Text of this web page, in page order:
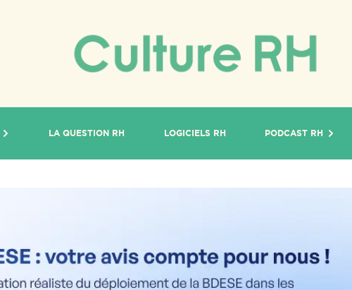
LA QUESTION RH LOGICIELS RH PODCAST RH